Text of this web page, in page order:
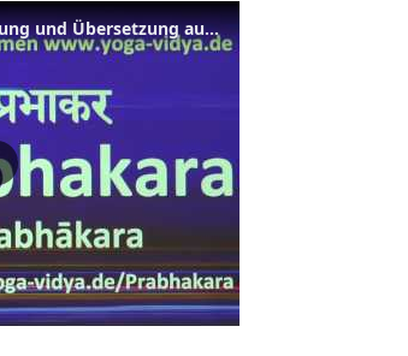
Spiritueller Name Prabhakara - Bedeutung und Übersetzung aus dem Sanskrit